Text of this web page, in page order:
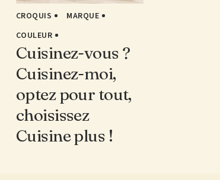
CROQUIS
MARQUE
COULEUR
Cuisinez-vous ?
Cuisinez-moi,
optez pour tout,
choisissez
Cuisine plus !